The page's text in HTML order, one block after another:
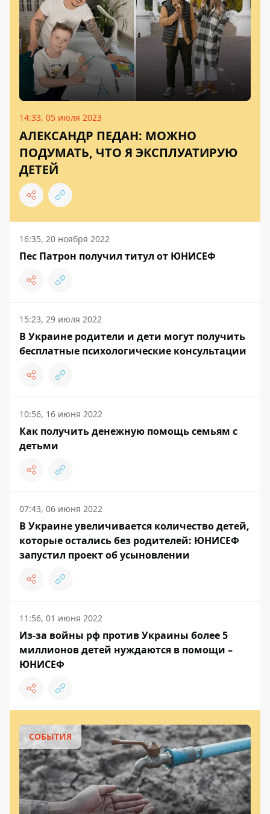
14:33, 05 июля 2023
АЛЕКСАНДР ПЕДАН: МОЖНО
ПОДУМАТЬ, ЧТО Я ЭКСПЛУАТИРУЮ
ДЕТЕЙ
16:35, 20 ноября 2022
Пес Патрон получил титул от ЮНИСЕФ
15:23, 29 июля 2022
В Украине родители и дети могут получить
бесплатные психологические консультации
10:56, 16 июня 2022
Как получить денежную помощь семьям с
детьми
07:43, 06 июня 2022
В Украине увеличивается количество детей,
которые остались без родителей: ЮНИСЕФ
запустил проект об усыновлении
11:56, 01 июня 2022
Из-за войны рф против Украины более 5
миллионов детей нуждаются в помощи –
ЮНИСЕФ
СОБЫТИЯ